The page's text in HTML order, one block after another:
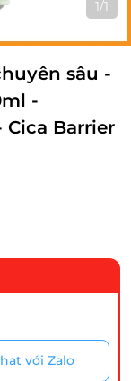
1/1
sâu -
-
Barrier
với Zalo